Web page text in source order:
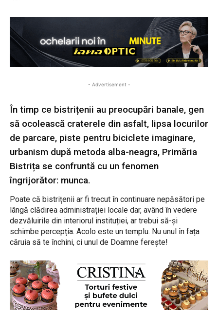
- Advertisement -
În timp ce bistrițenii au preocupări banale, gen
să ocolească craterele din asfalt, lipsa locurilor
de parcare, piste pentru biciclete imaginare,
urbanism după metoda alba-neagra, Primăria
Bistrița se confruntă cu un fenomen
îngrijorător: munca.
Poate că bistrițenii ar fi trecut în continuare nepăsători pe
lângă clădirea administrației locale dar, având în vedere
dezvăluirile din interiorul instituției, ar trebui să-și
schimbe percepția. Acolo este un templu. Nu unul în fața
căruia să te închini, ci unul de Doamne ferește!